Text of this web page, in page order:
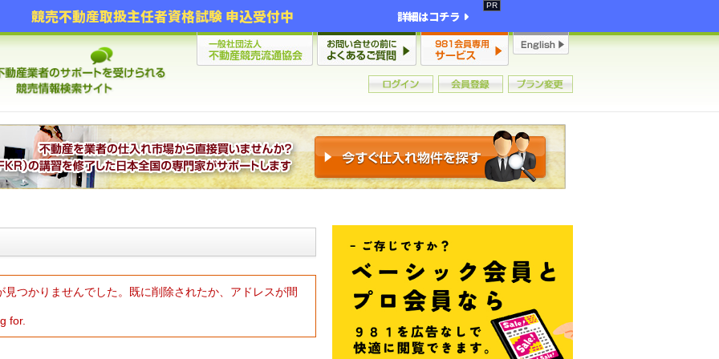
競売不動産取扱主任者資格試験 申込受付中 詳細はコチラ
つかりませんでした。既に削除されたか、アドレスが間
for.